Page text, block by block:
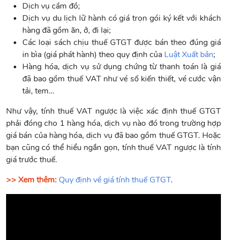
Dịch vụ cầm đồ;
Dịch vụ du lịch lữ hành có giá trọn gói ký kết với khách
hàng đã gồm ăn, ở, đi lại;
Các loại sách chịu thuế GTGT được bán theo đúng giá
in bìa (giá phát hành) theo quy định của Luật Xuất bản;
Hàng hóa, dịch vụ sử dụng chứng từ thanh toán là giá
đã bao gồm thuế VAT như vé số kiến thiết, vé cước vận
tải, tem…
Như vậy, tính thuế VAT ngược là việc xác định thuế GTGT
phải đóng cho 1 hàng hóa, dịch vụ nào đó trong trường hợp
giá bán của hàng hóa, dịch vụ đã bao gồm thuế GTGT. Hoặc
bạn cũng có thể hiểu ngắn gọn, tính thuế VAT ngược là tính
giá trước thuế.
>> Xem thêm: Quy định về giá tính thuế GTGT.